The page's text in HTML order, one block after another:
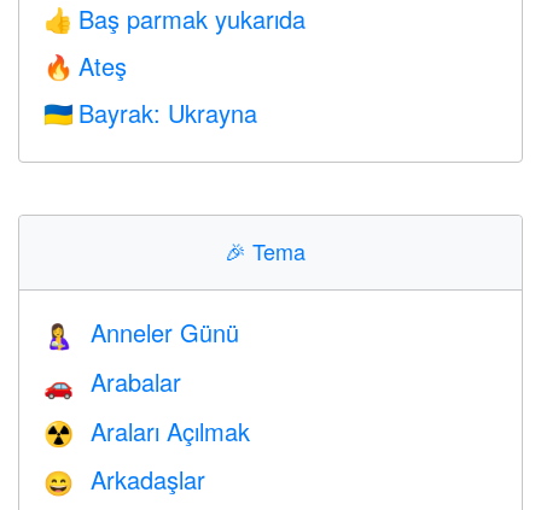
👍 Baş parmak yukarıda
🔥 Ateş
🇺🇦 Bayrak: Ukrayna
🎉 Tema
🤱 Anneler Günü
🚗 Arabalar
☢️ Araları Açılmak
😄 Arkadaşlar